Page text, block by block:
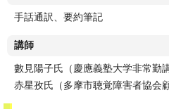
手話通訳、要約筆記
講師
數見陽子氏（慶應義塾大学非常勤
赤星孜氏（多摩市聴覚障害者協会